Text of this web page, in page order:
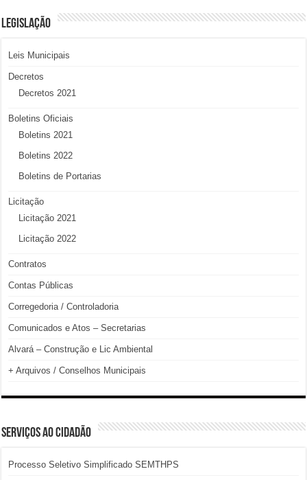
LEGISLAÇÃO
Leis Municipais
Decretos
Decretos 2021
Boletins Oficiais
Boletins 2021
Boletins 2022
Boletins de Portarias
Licitação
Licitação 2021
Licitação 2022
Contratos
Contas Públicas
Corregedoria / Controladoria
Comunicados e Atos – Secretarias
Alvará – Construção e Lic Ambiental
+ Arquivos / Conselhos Municipais
SERVIÇOS AO CIDADÃO
Processo Seletivo Simplificado SEMTHPS